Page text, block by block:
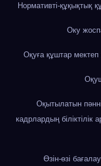
Нормативті-құқықтық
Оку
Оқуға құштар
Оқытылатын
кадрлардың
Өзін-өзі бағалау